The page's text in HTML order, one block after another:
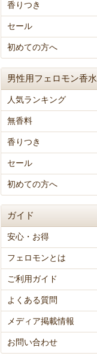
香りつき
セール
初めての方へ
男性用フェロモン香水
人気ランキング
無香料
香りつき
セール
初めての方へ
ガイド
安心・お得
フェロモンとは
ご利用ガイド
よくある質問
メディア掲載情報
お問い合わせ